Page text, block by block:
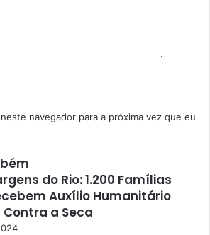
navegador para a próxima vez que eu
do Rio: 1.200 Famílias
Auxílio Humanitário
a Seca